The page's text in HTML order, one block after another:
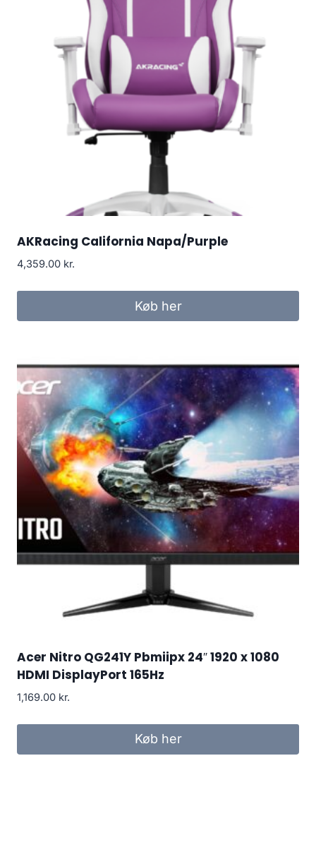
AKRacing California Napa/Purple
4,359.00 kr.
Køb her
Acer Nitro QG241Y Pbmiipx 24″ 1920 x 1080
HDMI DisplayPort 165Hz
1,169.00 kr.
Køb her